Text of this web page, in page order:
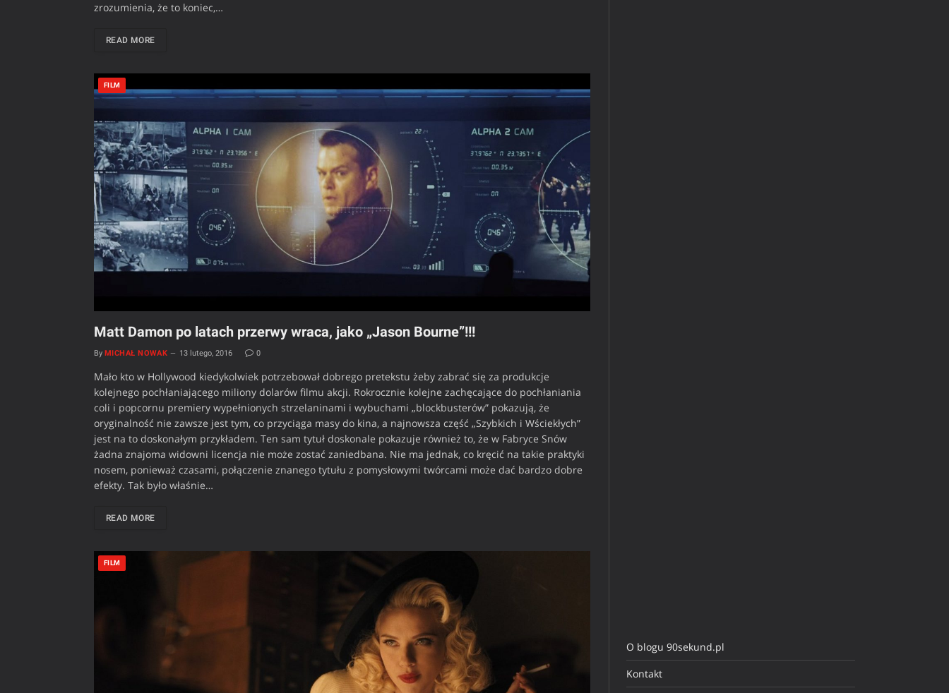
zrozumienia, że to koniec,…
READ MORE
FILM
Matt Damon po latach przerwy wraca, jako „Jason Bourne”!!!
By MICHAŁ NOWAK 13 lutego, 2016 0
Mało kto w Hollywood kiedykolwiek potrzebował dobrego pretekstu żeby zabrać się za produkcje
kolejnego pochłaniającego miliony dolarów filmu akcji. Rokrocznie kolejne zachęcające do pochłaniania
coli i popcornu premiery wypełnionych strzelaninami i wybuchami „blockbusterów” pokazują, że
oryginalność nie zawsze jest tym, co przyciąga masy do kina, a najnowsza część „Szybkich i Wściekłych”
jest na to doskonałym przykładem. Ten sam tytuł doskonale pokazuje również to, że w Fabryce Snów
żadna znajoma widowni licencja nie może zostać zaniedbana. Nie ma jednak, co kręcić na takie praktyki
nosem, ponieważ czasami, połączenie znanego tytułu z pomysłowymi twórcami może dać bardzo dobre
efekty. Tak było właśnie…
READ MORE
FILM
O blogu 90sekund.pl
Kontakt